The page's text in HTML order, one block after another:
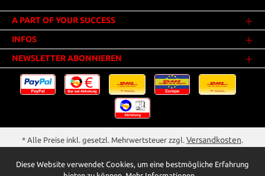
A PART OF YOUR SUCCESS
INFOS
NEWSLETTER ABONNIEREN
* Alle Preise inkl. gesetzl. Mehrwertsteuer zzgl. Versandkosten.
** Der Verkauf unterliegt der Differenzbesteuerung gem. § 25a UStG
Diese Website verwendet Cookies, um eine bestmögliche Erfahrung